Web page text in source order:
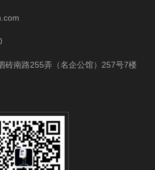
砖南路255弄（名企公馆）257号7楼